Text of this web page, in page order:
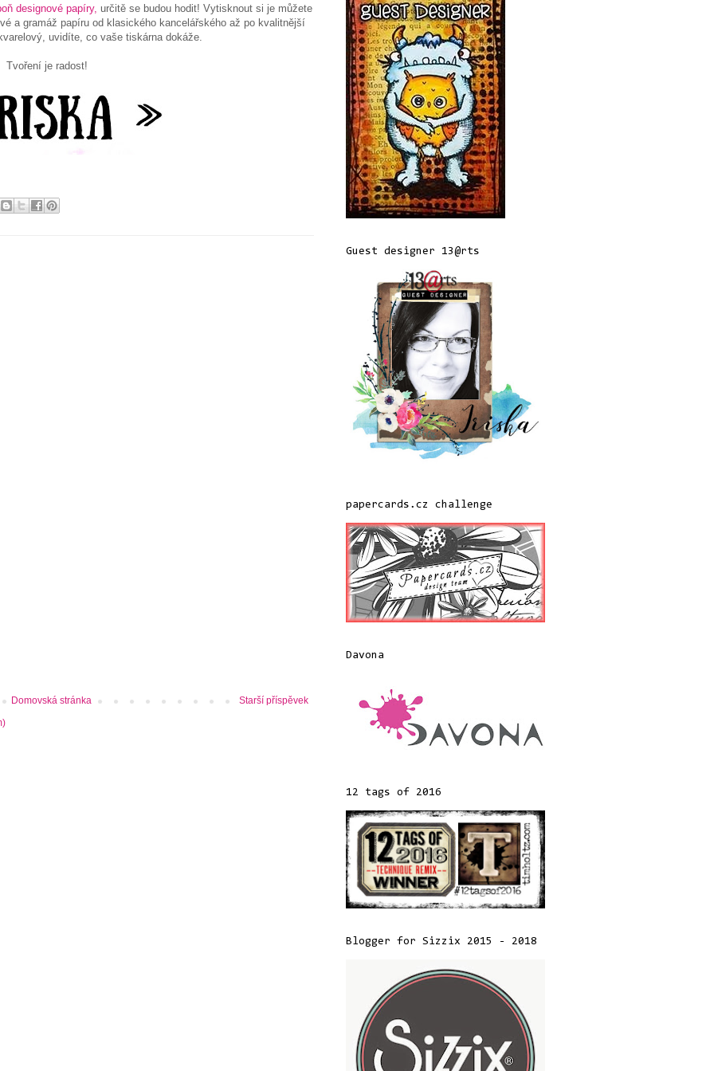
designové papíry, určitě se budou hodit! Vytisknout si je můžete
a gramáž papíru od klasického kancelářského až po kvalitnější
uvidíte, co vaše tiskárna dokáže.
Tvoření je radost!
Starší příspěvek
Domovská stránka
Guest designer 13@rts
papercards.cz challenge
Davona
12 tags of 2016
Blogger for Sizzix 2015 - 2018